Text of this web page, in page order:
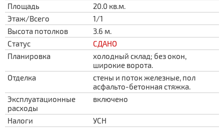
Площадь
20.0 кв.м.
Этаж/Всего
1/1
Высота потолков
3.6 м.
Статус
СДАНО
Планировка
холодный склад; без окон,
широкие ворота.
Отделка
стены и поток железные, пол
асфальто-бетонная стяжка.
Эксплуатационные
расходы
включено
Налоги
УСН